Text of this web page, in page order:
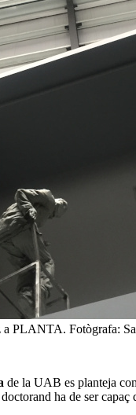
PLANTA. Fotògrafa:
de la UAB es planteja
ha de ser